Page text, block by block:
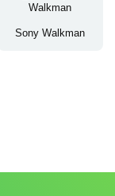
Sony Walkman